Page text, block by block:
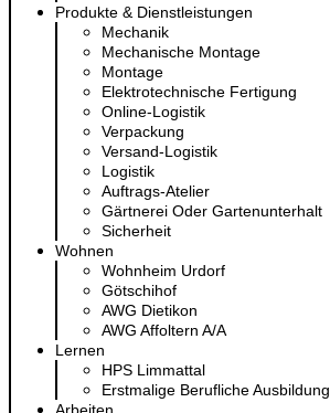
Produkte & Dienstleistungen
Mechanik
Mechanische Montage
Montage
Elektrotechnische Fertigung
Online-Logistik
Verpackung
Versand-Logistik
Logistik
Auftrags-Atelier
Gärtnerei Oder Gartenunterhalt
Sicherheit
Wohnen
Wohnheim Urdorf
Götschihof
AWG Dietikon
AWG Affoltern A/A
Lernen
HPS Limmattal
Erstmalige Berufliche Ausbildung